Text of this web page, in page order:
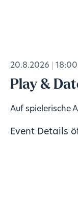
20.8.2026 18:00
Play &
Auf spielerische
Event Details